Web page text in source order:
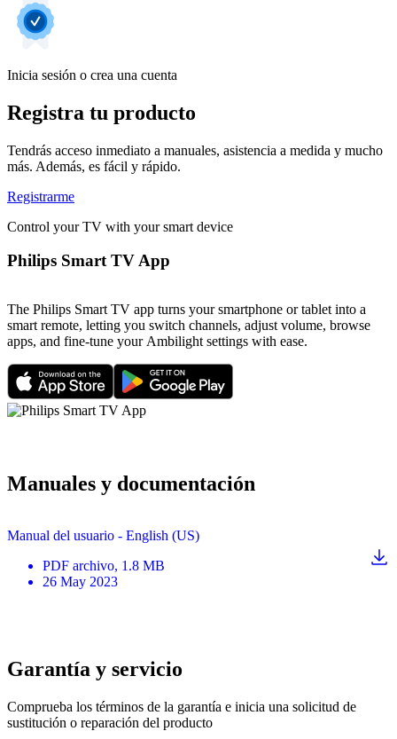
Inicia sesión o crea una cuenta
Registra tu producto
Tendrás acceso inmediato a manuales, asistencia a medida y mucho
más. Además, es fácil y rápido.
Registrarme
Control your TV with your smart device
Philips Smart TV App
The Philips Smart TV app turns your smartphone or tablet into a
smart remote, letting you switch channels, adjust volume, browse
apps, and fine-tune your Ambilight settings with ease.
Manuales y documentación
Manual del usuario - English (US)
PDF archivo, 1.8 MB
26 May 2023
Garantía y servicio
Comprueba los términos de la garantía e inicia una solicitud de
sustitución o reparación del producto